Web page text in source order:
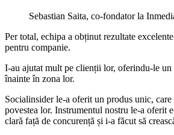
Sebastian Saita, co-fondator la
Per total, echipa a obținut rezultate
pentru companie.
I-au ajutat mult pe clienții lor, oferindu-le un
înainte în zona lor.
Socialinsider le-a oferit un produs unic,
povestea lor. Instrumentul nostru le-a oferit
clară față de concurență și i-a făcut să